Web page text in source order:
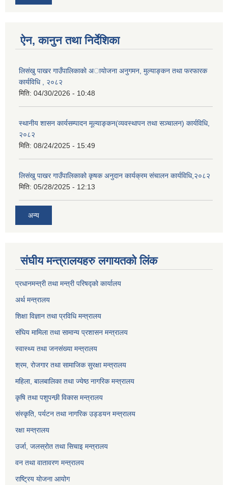
ऐन, कानुन तथा निर्देशिका
लिसंखु पाखर गाउँपालिकाकाे अायाेजना अनुगमन, मुल्याङ्कन तथा फरफारक
कार्यविधि , २०८२
मिति: 04/30/2026 - 10:48
स्थानीय शासन कार्यसम्पादन मूल्याङ्कन(व्यवस्थापन तथा सञ्चालन) कार्यविधि,
२०८२
मिति: 08/24/2025 - 15:49
लिसंखु पाखर गाउँपालिकाको कृषक अनुदान कार्यक्रम संचालन कार्यविधि,२०८२
मिति: 05/28/2025 - 12:13
अन्य
संघीय मन्त्रालयहरु लगायतको लिंक
प्रधानमन्त्री तथा मन्त्री परिषद्को कार्यालय
अर्थ मन्त्रालय
शिक्षा विज्ञान तथा प्रविधि मन्त्रालय
संघिय मामिला तथा सामान्य प्रशासन मन्त्रालय
स्वास्थ्य तथा जनसंख्या मन्त्रालय
श्रम, रोजगार तथा सामाजिक सुरक्षा मन्त्रालय
महिला, बालबालिका तथा ज्येष्ठ नागरिक मन्त्रालय
कृषि तथा पशुपन्छी विकास मन्त्रालय
संस्कृति, पर्यटन तथा नागरिक उड्डयन मन्त्रालय
रक्षा मन्त्रालय
उर्जा, जलस्रोत तथा सिचाइ मन्त्रालय
वन तथा वातावरण मन्त्रालय
राष्ट्रिय योजना आयोग